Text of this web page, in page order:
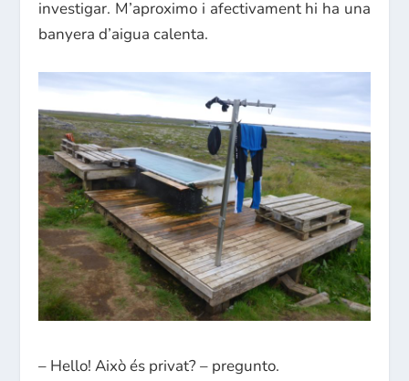
investigar. M’aproximo i afectivament hi ha una
banyera d’aigua calenta.
– Hello! Això és privat? – pregunto.